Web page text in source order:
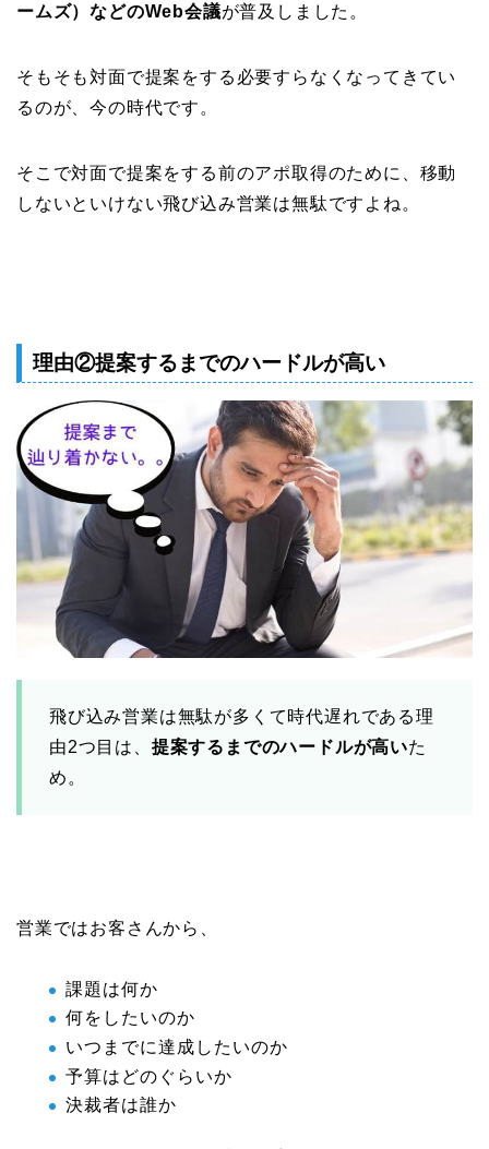
ームズ）などのWeb会議が普及しました。
そもそも対面で提案をする必要すらなくなってきてい
るのが、今の時代です。
そこで対面で提案をする前のアポ取得のために、移動
しないといけない飛び込み営業は無駄ですよね。
理由②提案するまでのハードルが高い
飛び込み営業は無駄が多くて時代遅れである理
由2つ目は、 提案するまでのハードルが高いた
め。
営業ではお客さんから、
課題は何か
何をしたいのか
いつまでに達成したいのか
予算はどのぐらいか
決裁者は誰か